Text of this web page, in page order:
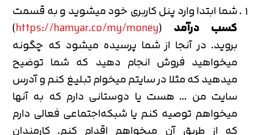
شما ابتدا وارد پنل کاربری خود میشوید و به قسمت
کسب درآمد (
https://hamyar.co/my/money
)
بروید. در آنجا از شما پرسیده میشود که چگونه
میخواهید فروش انجام دهید که شما توضیح
میدهید که مثلا در سایتم میخوام تبلیغ کنم و آدرس
سایت من … هست یا دوستانی دارم که به آنها
میخواهم توصیه کنم یا شبکه‌اجتماعی فعالی دارم
که از طریق آن میخواهم اقدام کنم. کارمندان